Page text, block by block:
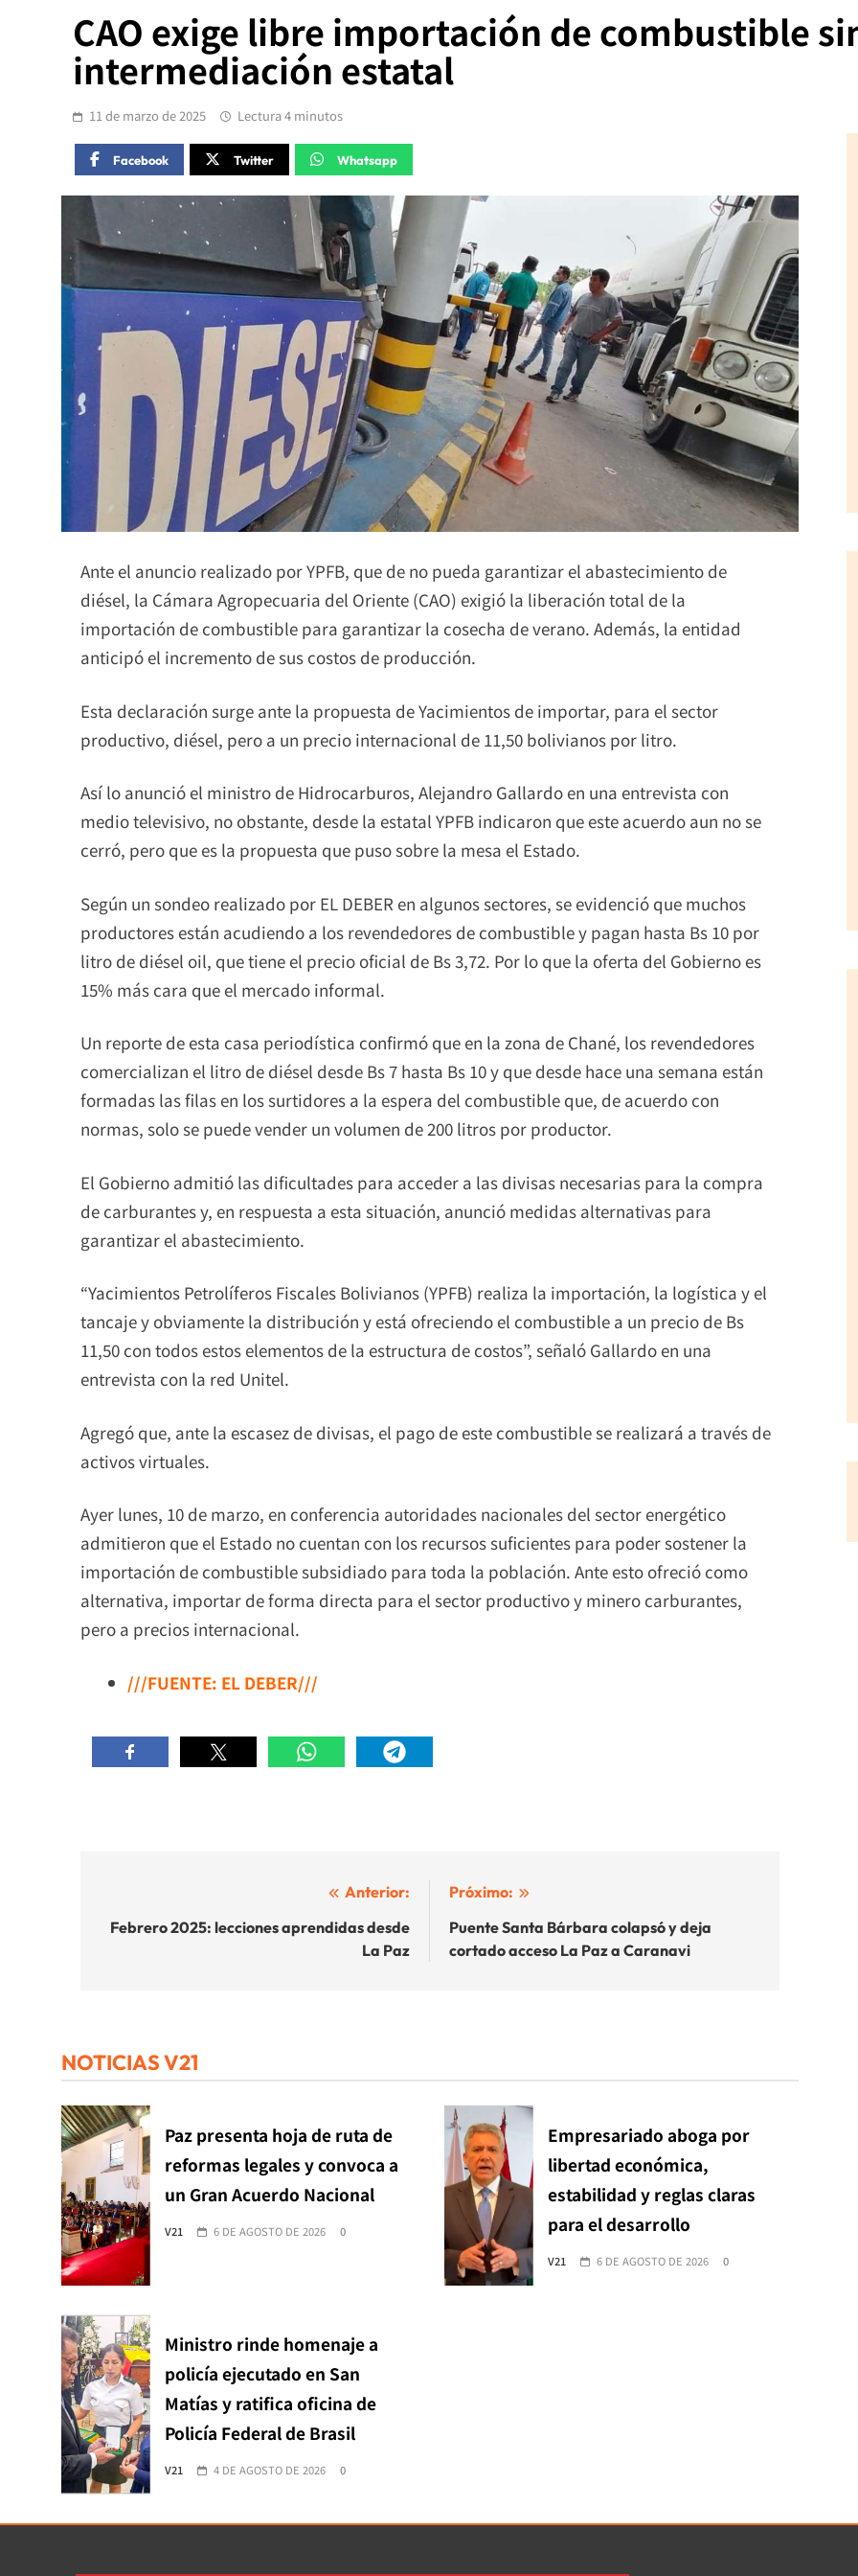
CAO exige libre importación de combustible
intermediación estatal
11 de marzo de 2025 Lectura 4 minutos
Facebook Twitter Whatsapp
Ante el anuncio realizado por YPFB, que de no pueda garantizar el abastecimiento de
diésel, la Cámara Agropecuaria del Oriente (CAO) exigió la liberación total de la
importación de combustible para garantizar la cosecha de verano. Además, la entidad
anticipó el incremento de sus costos de producción.
Esta declaración surge ante la propuesta de Yacimientos de importar, para el sector
productivo, diésel, pero a un precio internacional de 11,50 bolivianos por litro.
Así lo anunció el ministro de Hidrocarburos, Alejandro Gallardo en una entrevista con
medio televisivo, no obstante, desde la estatal YPFB indicaron que este acuerdo aun no se
cerró, pero que es la propuesta que puso sobre la mesa el Estado.
Según un sondeo realizado por EL DEBER en algunos sectores, se evidenció que muchos
productores están acudiendo a los revendedores de combustible y pagan hasta Bs 10 por
litro de diésel oil, que tiene el precio oficial de Bs 3,72. Por lo que la oferta del Gobierno es
15% más cara que el mercado informal.
Un reporte de esta casa periodística confirmó que en la zona de Chané, los revendedores
comercializan el litro de diésel desde Bs 7 hasta Bs 10 y que desde hace una semana están
formadas las filas en los surtidores a la espera del combustible que, de acuerdo con
normas, solo se puede vender un volumen de 200 litros por productor.
El Gobierno admitió las dificultades para acceder a las divisas necesarias para la compra
de carburantes y, en respuesta a esta situación, anunció medidas alternativas para
garantizar el abastecimiento.
“Yacimientos Petrolíferos Fiscales Bolivianos (YPFB) realiza la importación, la logística y el
tancaje y obviamente la distribución y está ofreciendo el combustible a un precio de Bs
11,50 con todos estos elementos de la estructura de costos”, señaló Gallardo en una
entrevista con la red Unitel.
Agregó que, ante la escasez de divisas, el pago de este combustible se realizará a través de
activos virtuales.
Ayer lunes, 10 de marzo, en conferencia autoridades nacionales del sector energético
admitieron que el Estado no cuentan con los recursos suficientes para poder sostener la
importación de combustible subsidiado para toda la población. Ante esto ofreció como
alternativa, importar de forma directa para el sector productivo y minero carburantes,
pero a precios internacional.
///FUENTE: EL DEBER///
de
Anterior:
Febrero 2025: lecciones aprendidas desde
La Paz
Próximo:
Puente Santa Bárbara colapsó y deja
cortado acceso La Paz a Caranavi
NOTICIAS V21
Paz presenta hoja de ruta de
reformas legales y convoca a
un Gran Acuerdo Nacional
V21 6 DE AGOSTO DE 2026 0
Empresariado aboga por
libertad económica,
estabilidad y reglas claras
para el desarrollo
V21 6 DE AGOSTO DE 2026 0
Ministro rinde homenaje a
policía ejecutado en San
Matías y ratifica oficina de
Policía Federal de Brasil
V21 4 DE AGOSTO DE 2026 0